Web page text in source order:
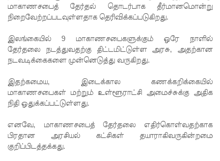
தழுவிய
களில்
தரமற்ற
சங்கள் 431
பறிமுதல்!
இலங்கை
யர்களை
மாகாணசபைத் தேர்தல் தொடர்பாக தீர்மானமொன்று
நிறைவேற்றப்படவுள்ளதாக தெரிவிக்கப்படுகிறது.
இலங்கையில் 9 மாகாணசபைகளுக்கும் ஒரே நாளில்
தேர்தலை நடத்துவதற்கு திட்டமிட்டுள்ள அரசு, அதற்கான
நடவடிக்கைகளை முன்னெடுத்து வருகிறது.
இதற்கமைய,
இடைக்கால கணக்கறிக்கையில்
மாகாணசபைகள் மற்றும் உள்ளூராட்சி அமைச்சுக்கு அதிக
நிதி ஒதுக்கப்பட்டுள்ளது.
எனவே, மாகாணசபைத் தேர்தலை எதிர்கொள்வதற்காக
பிரதான அரசியல் கட்சிகள் தயாராகிவருகின்றமை
குறிப்பிடத்தக்கது.